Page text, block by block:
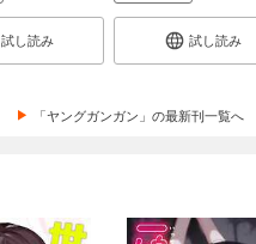
試し読み 試し読み
「ヤングガンガン」の最新刊一覧へ